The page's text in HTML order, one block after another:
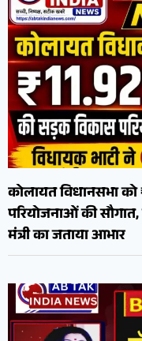
कोलायत विधानसभा
परियोजनाओं की
मंत्री का जताया आभार